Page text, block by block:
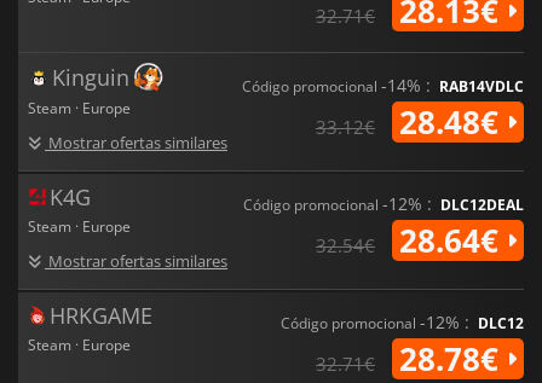
32.71€ 28.13€
Kinguin
Steam · Europe
Mostrar ofertas similares
Código promocional -14% : RAB14VDLC
33.12€ 28.48€
K4G
Steam · Europe
Mostrar ofertas similares
Código promocional -12% : DLC12DEAL
32.54€ 28.64€
HRKGAME
Steam · Europe
Código promocional -12% : DLC12
32.71€ 28.78€